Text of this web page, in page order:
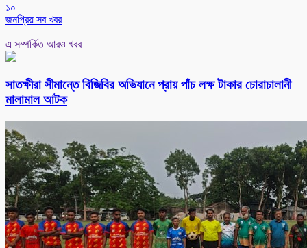
১০
জনপ্রিয় সব খবর
এ সম্পর্কিত আরও খবর
সাতক্ষীরা সীমান্তে বিজিবির অভিযানে প্রায় পাঁচ লক্ষ টাকার চোরাচালানী
মালামাল আটক